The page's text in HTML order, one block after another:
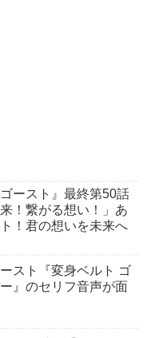
ゴースト』最終第50話
！繋がる想い！」あ
！君の想いを未来へ
スト『変身ベルト ゴ
』のセリフ音声が面